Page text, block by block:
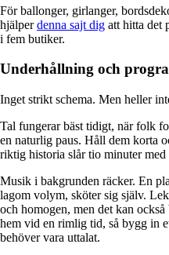
För ballonger, girlanger,
hjälperdenna sajt dig att hitta det
i fem butiker.
Underhållning och
Inget strikt schema. Men heller
Tal fungerar bäst tidigt, när folk
en naturlig paus. Håll dem korta
riktig historia slår tio minuter med
Musik i bakgrunden räcker. En
lagom volym, sköter sig själv.
och homogen, men det kan
hem vid en rimlig tid, så bygg in
behöver vara uttalat.